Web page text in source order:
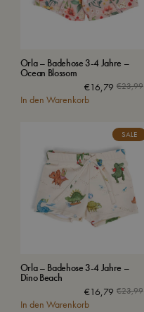
Orla – Badehose 3-4 Jahre –
Ocean Blossom
€23,99
€16,79
In den Warenkorb
SALE
Orla – Badehose 3-4 Jahre –
Dino Beach
€23,99
€16,79
In den Warenkorb